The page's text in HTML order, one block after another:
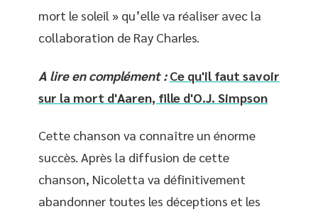
mort le soleil » qu’elle va réaliser avec la
collaboration de Ray Charles.
A lire en complément : Ce qu'il faut savoir
sur la mort d'Aaren, fille d'O.J. Simpson
Cette chanson va connaître un énorme
succès. Après la diffusion de cette
chanson, Nicoletta va définitivement
abandonner toutes les déceptions et les